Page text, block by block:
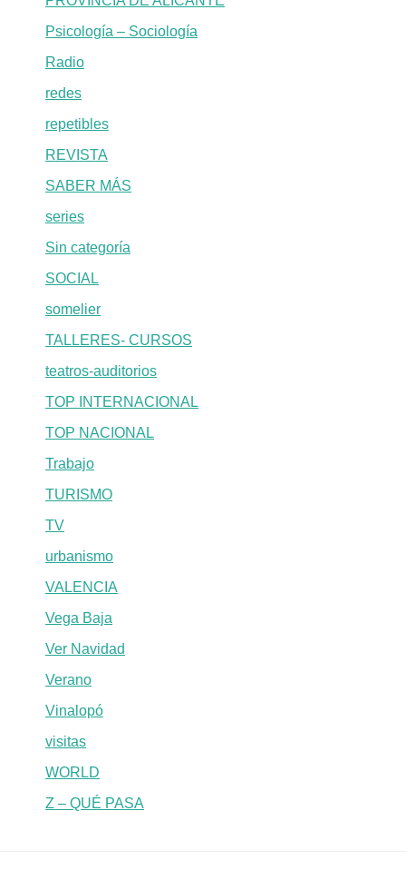
Psicología – Sociología
Radio
redes
repetibles
REVISTA
SABER MÁS
series
Sin categoría
SOCIAL
somelier
TALLERES- CURSOS
teatros-auditorios
TOP INTERNACIONAL
TOP NACIONAL
Trabajo
TURISMO
TV
urbanismo
VALENCIA
Vega Baja
Ver Navidad
Verano
Vinalopó
visitas
WORLD
Z – QUÉ PASA